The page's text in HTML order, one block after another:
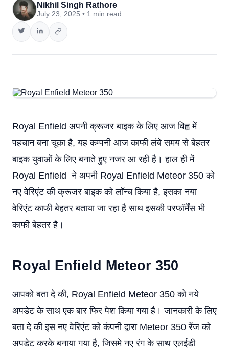
Nikhil Singh Rathore
July 23, 2025 • 1 min read
Royal Enfield अपनी क्रूजर बाइक के लिए आज विह्व में
पहचान बना चूका है, यह कम्पनी आज काफी लंबे समय से बेहतर
बाइक युवाओं के लिए बनाते हुए नजर आ रही है। हाल ही में
Royal Enfield ने अपनी Royal Enfield Meteor 350 को
नए वेरिएंट की क्रूजर बाइक को लॉन्च किया है, इसका नया
वेरिएंट काफी बेहतर बताया जा रहा है साथ इसकी परफॉर्मेंस भी
काफी बेहतर है।
Royal Enfield Meteor 350
आपको बता दे की, Royal Enfield Meteor 350 को नये
अपडेट के साथ एक बार फिर पेश किया गया है। जानकारी के लिए
बता दे की इस नए वेरिएंट को कंपनी द्वारा Meteor 350 रेंज को
अपडेट करके बनाया गया है, जिसमे नए रंग के साथ एलईडी